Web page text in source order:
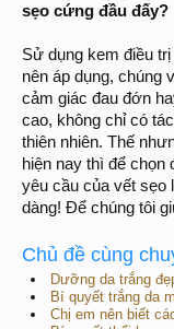
sẹo cứng đầu đấy?
Sử dụng kem điều
nên áp dụng, chúng
cảm giác đau đớn
cao, không chỉ có
thiên nhiên. Thế
hiện nay thì để
yêu cầu của vết sẹo
dàng! Để chúng tôi
Chủ đề cùng
Dưỡng da trắng
Bí quyết trắng da
Chị em nên biết